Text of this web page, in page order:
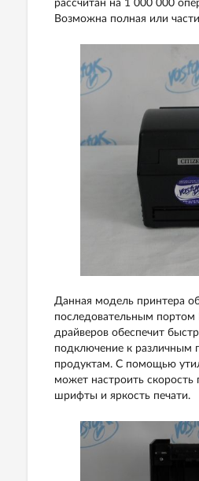
рассчитан на 1 000 000
Возможна полная или
Данная модель принтера
последовательным портом
драйверов обеспечит
подключение к различным
продуктам. С помощью
может настроить скорость
шрифты и яркость печати.